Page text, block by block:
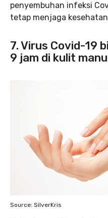
penyembuhan infeksi
tetap menjaga
7. Virus Covid-19
9 jam di kulit
Source: SilverKris